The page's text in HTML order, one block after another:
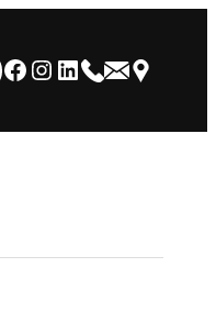
Facebook
Instagram
LinkedIn